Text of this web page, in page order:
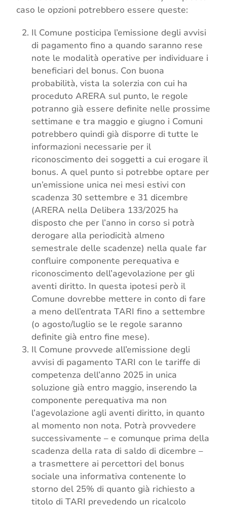
caso le opzioni potrebbero essere queste:
Il Comune posticipa l’emissione degli avvisi
di pagamento fino a quando saranno rese
note le modalità operative per individuare i
beneficiari del bonus. Con buona
probabilità, vista la solerzia con cui ha
proceduto ARERA sul punto, le regole
potranno già essere definite nelle prossime
settimane e tra maggio e giugno i Comuni
potrebbero quindi già disporre di tutte le
informazioni necessarie per il
riconoscimento dei soggetti a cui erogare il
bonus. A quel punto si potrebbe optare per
un’emissione unica nei mesi estivi con
scadenza 30 settembre e 31 dicembre
(ARERA nella Delibera 133/2025 ha
disposto che per l’anno in corso si potrà
derogare alla periodicità almeno
semestrale delle scadenze) nella quale far
confluire componente perequativa e
riconoscimento dell’agevolazione per gli
aventi diritto. In questa ipotesi però il
Comune dovrebbe mettere in conto di fare
a meno dell’entrata TARI fino a settembre
(o agosto/luglio se le regole saranno
definite già entro fine mese).
Il Comune provvede all’emissione degli
avvisi di pagamento TARI con le tariffe di
competenza dell’anno 2025 in unica
soluzione già entro maggio, inserendo la
componente perequativa ma non
l’agevolazione agli aventi diritto, in quanto
al momento non nota. Potrà provvedere
successivamente – e comunque prima della
scadenza della rata di saldo di dicembre –
a trasmettere ai percettori del bonus
sociale una informativa contenente lo
storno del 25% di quanto già richiesto a
titolo di TARI prevedendo un ricalcolo